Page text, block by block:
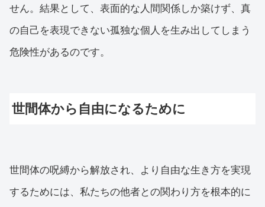
せん。結果として、表面的な人間関係しか築けず、真
の自己を表現できない孤独な個人を生み出してしまう
危険性があるのです。
世間体から自由になるために
世間体の呪縛から解放され、より自由な生き方を実現
するためには、私たちの他者との関わり方を根本的に